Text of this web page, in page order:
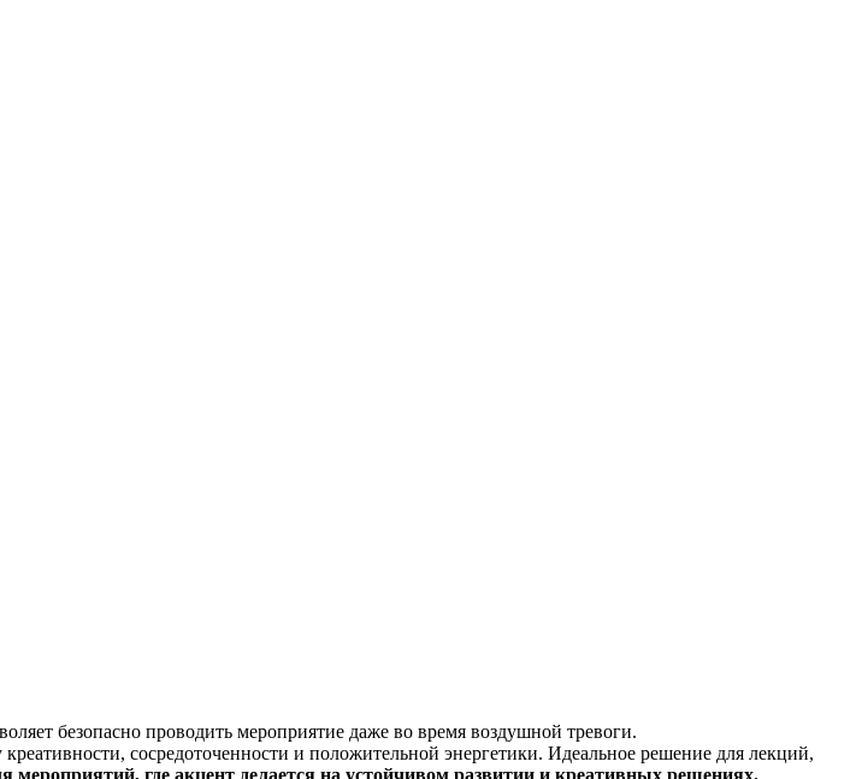
безопасно проводить мероприятие даже во время воздушной тревоги.
сосредоточенности и положительной энергетики. Идеальное решение для лекций,
мероприятий, где акцент делается на устойчивом развитии и креативных решениях.